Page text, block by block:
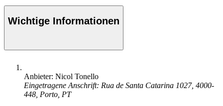
Wichtige Informationen
Anbieter: Nicol Tonello
Eingetragene Anschrift: Rua de Santa Catarina 1027, 4000-
448, Porto, PT